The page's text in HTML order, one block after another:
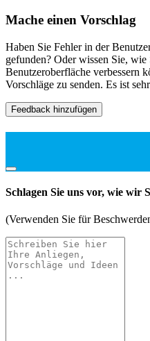
Mache einen Vorschlag
Haben Sie Fehler in der
gefunden? Oder wissen Sie,
Benutzeroberfläche verbessern
Vorschläge zu senden. Es ist
Feedback hinzufügen
Schlagen Sie uns vor, wie wir
(Verwenden Sie für